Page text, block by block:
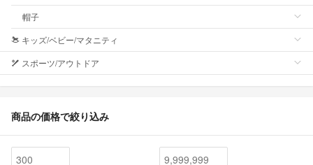
帽子
キッズ/ベビー/マタニティ
スポーツ/アウトドア
商品の価格で絞り込み